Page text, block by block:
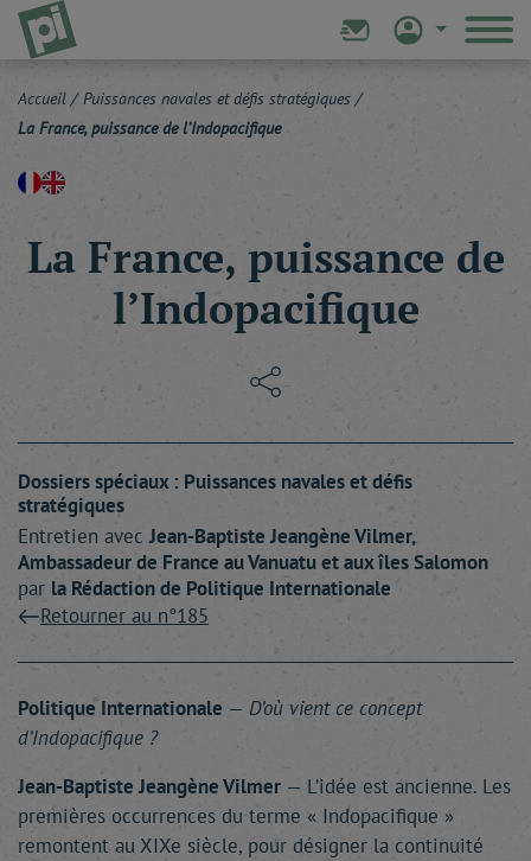
Accueil / Puissances navales et défis stratégiques /
La France, puissance de l’Indopacifique
La France, puissance de
l’Indopacifique
Dossiers spéciaux : Puissances navales et défis
stratégiques
Entretien avec Jean-BaptisteJeangène Vilmer,
Ambassadeur de France au Vanuatu et aux îles Salomon
par la Rédactionde Politique Internationale
Retourner au n°185
Politique Internationale — D’où vient ce concept
d’Indopacifique ?
Jean-Baptiste Jeangène Vilmer — L’idée est ancienne. Les
premières occurrences du terme « Indopacifique »
remontent au XIXe siècle, pour désigner la continuité